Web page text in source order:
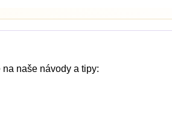
naše návody a tipy: